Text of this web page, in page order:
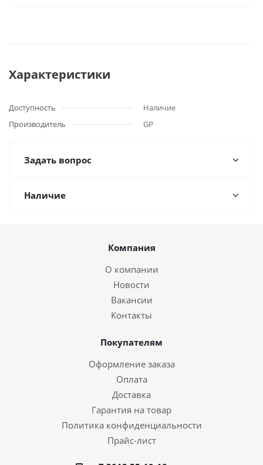
Характеристики
Доступность
Наличие
Производитель
GP
Задать вопрос
Наличие
Компания
О компании
Новости
Вакансии
Контакты
Покупателям
Оформление заказа
Оплата
Доставка
Гарантия на товар
Политика конфиденциальности
Прайс-лист